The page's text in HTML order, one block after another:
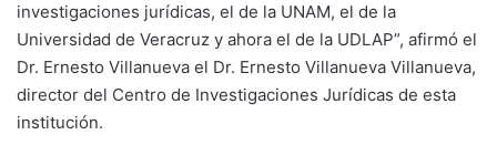
investigaciones jurídicas, el de la UNAM, el de la
Universidad de Veracruz y ahora el de la UDLAP”, afirmó el
Dr. Ernesto Villanueva el Dr. Ernesto Villanueva Villanueva,
director del Centro de Investigaciones Jurídicas de esta
institución.